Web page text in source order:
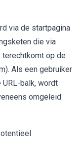
via de startpagina
die via
op de
Als een gebruiker
balk, wordt
omgeleid